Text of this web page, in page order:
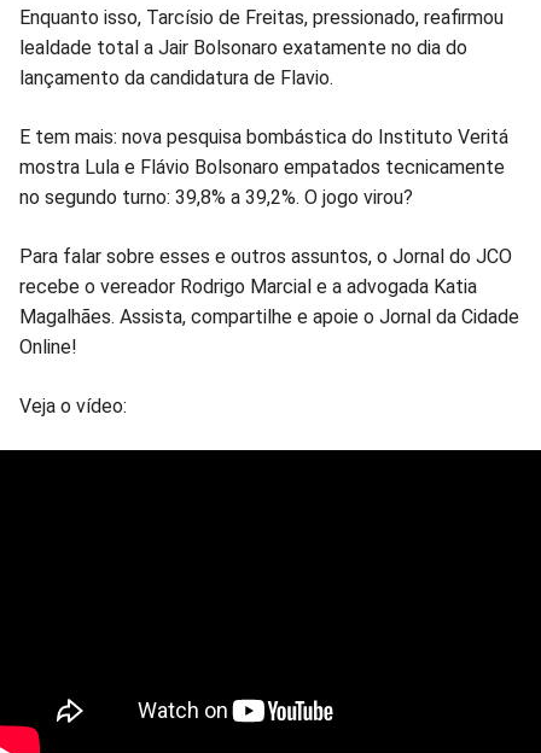
Enquanto isso, Tarcísio de Freitas, pressionado, reafirmou
lealdade total a Jair Bolsonaro exatamente no dia do
lançamento da candidatura de Flavio.
E tem mais: nova pesquisa bombástica do Instituto Veritá
mostra Lula e Flávio Bolsonaro empatados tecnicamente
no segundo turno: 39,8% a 39,2%. O jogo virou?
Para falar sobre esses e outros assuntos, o Jornal do JCO
recebe o vereador Rodrigo Marcial e a advogada Katia
Magalhães. Assista, compartilhe e apoie o Jornal da Cidade
Online!
Veja o vídeo: